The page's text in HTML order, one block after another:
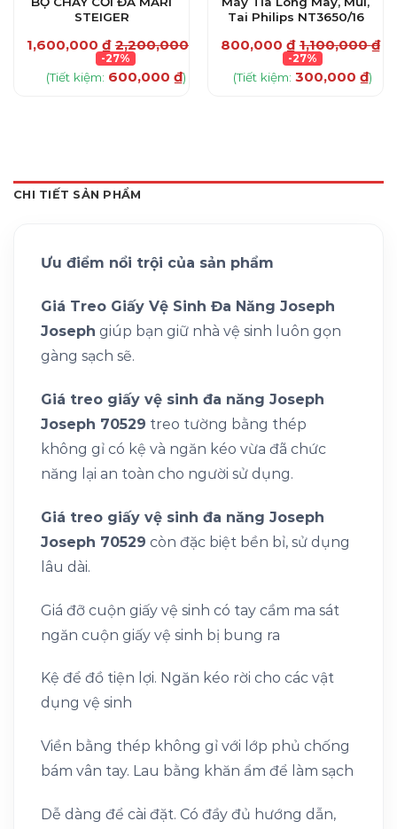
STEIGER
1,600,000 ₫ 2,200,000
-27%
(Tiết kiệm: 600,000 ₫)
Tai Philips NT3650/16
800,000 ₫ 1,100,000₫
-27%
(Tiết kiệm: 300,000 ₫)
CHI TIẾT SẢN PHẨM
Ưu điểm nổi trội của sản phẩm
Giá Treo Giấy Vệ Sinh Đa Năng Joseph
Joseph giúp bạn giữ nhà vệ sinh luôn gọn
gàng sạch sẽ.
Giá treo giấy vệ sinh đa năng Joseph
Joseph 70529 treo tường bằng thép
không gỉ có kệ và ngăn kéo vừa đã chức
năng lại an toàn cho người sử dụng.
Giá treo giấy vệ sinh đa năng Joseph
Joseph 70529 còn đặc biệt bền bỉ, sử dụng
lâu dài.
Giá đỡ cuộn giấy vệ sinh có tay cầm ma sát
ngăn cuộn giấy vệ sinh bị bung ra
Kệ để đồ tiện lợi. Ngăn kéo rời cho các vật
dụng vệ sinh
Viền bằng thép không gỉ với lớp phủ chống
bám vân tay. Lau bằng khăn ẩm để làm sạch
Dễ dàng để cài đặt. Có đầy đủ hướng dẫn,